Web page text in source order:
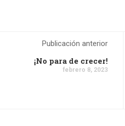
Publicación anterior
¡No para de crecer!
febrero 8, 2023